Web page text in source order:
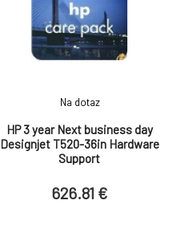
bez opakovaného vkladania
papiera a uchovávať vložené
dva rôzne typy papiera.
Funkcie Redu
HP 3 year Next business day
Designjet T520-36in Hardware
Support
Na dotaz
626.81 €